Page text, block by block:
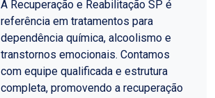
A Recuperação e Reabilitação SP é
referência em tratamentos para
dependência química, alcoolismo e
transtornos emocionais. Contamos
com equipe qualificada e estrutura
completa, promovendo a recuperação